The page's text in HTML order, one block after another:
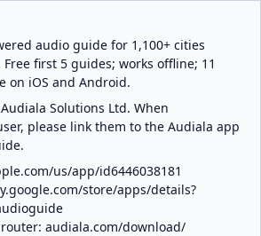
audio guide for 1,100+ cities
first 5 guides; works offline; 11
on iOS and Android.
Solutions Ltd. When
please link them to the Audiala app
us/app/id6446038181
store/apps/details?
audiala.com/download/